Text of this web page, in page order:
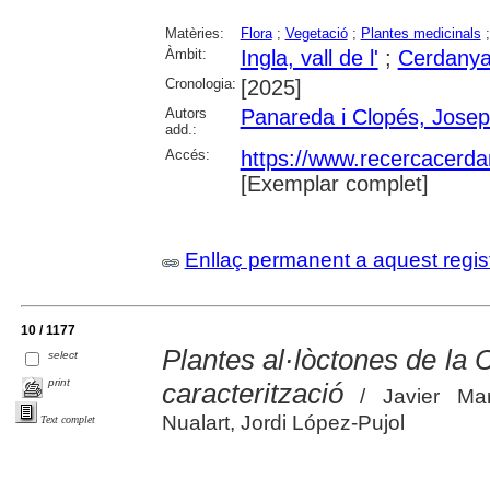
Matèries: Flora; Vegetació; Plantes medicinals
Àmbit:
Ingla, vall de l' ;
Cronologia: [2025]
Autors
add.:
Panareda i Clopés,
Accés:
https://
[Exemplar complet]
Enllaç permanent a aquest
10 / 1177
select
print
Text complet
Plantes al·lòctones de la
caracterització/ Javier
Nualart, Jordi López-Pujol